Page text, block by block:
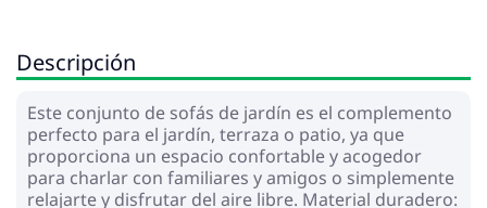
Descripción
Este conjunto de sofás de jardín es el complemento
perfecto para el jardín, terraza o patio, ya que
proporciona un espacio confortable y acogedor
para charlar con familiares y amigos o simplemente
relajarte y disfrutar del aire libre. Material duradero: